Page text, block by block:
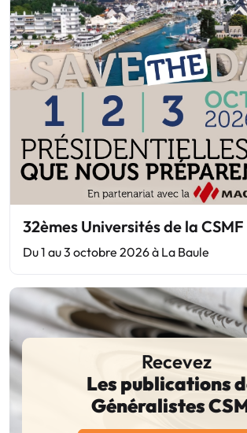
32èmes Universités de la CSMF
Du 1 au 3 octobre 2026 à La Baule
Recevez
Les publications
Généralistes